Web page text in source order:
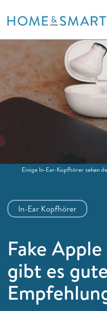
to
In-Ear Kopfhörer
Fake
gibt es
Einige In-Ear-Kopfhörer sehen